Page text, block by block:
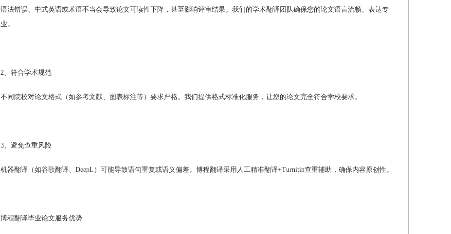
语法错误、中式英语或术语不当会导致论文可读性下降，甚至影响评审结果。我们的学术翻译团队确保您的论文语言流畅、表达专
业。
2、符合学术规范
不同院校对论文格式（如参考文献、图表标注等）要求严格。我们提供格式标准化服务，让您的论文完全符合学校要求。
3、避免查重风险
机器翻译（如谷歌翻译、DeepL）可能导致语句重复或语义偏差。博程翻译采用人工精准翻译+Turnitin查重辅助，确保内容原创性。
博程翻译毕业论文服务优势